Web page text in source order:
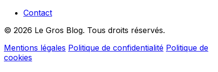
Contact
© 2026 Le Gros Blog. Tous droits réservés.
Mentions légales Politique de confidentialité Politique de
cookies